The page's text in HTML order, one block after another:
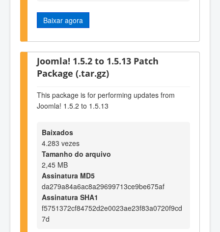
Baixar agora
Joomla! 1.5.2 to 1.5.13 Patch
Package (.tar.gz)
This package is for performing updates from
Joomla! 1.5.2 to 1.5.13
Baixados
4.283 vezes
Tamanho do arquivo
2,45 MB
Assinatura MD5
da279a84a6ac8a29699713ce9be675af
Assinatura SHA1
f5751372cf84752d2e0023ae23f83a0720f9cd
7d